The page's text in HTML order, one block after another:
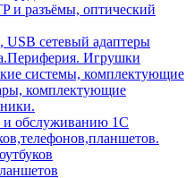
и разъёмы, оптический
USB сетевый адаптеры
Игрушки
системы, комплектующие
комплектующие
и обслуживанию 1С